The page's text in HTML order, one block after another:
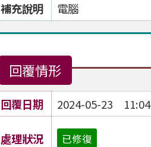
補充說明
電腦
回覆情形
回覆日期 2024-05-23 11:04
處理狀況 已修復